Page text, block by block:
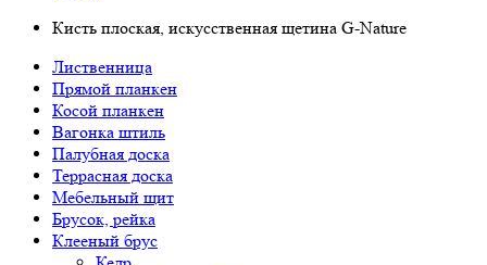
Кисть плоская, искусственная щетина G-Nature
Лиственница
Прямой планкен
Косой планкен
Вагонка штиль
Палубная доска
Террасная доска
Мебельный щит
Брусок, рейка
Клееный брус